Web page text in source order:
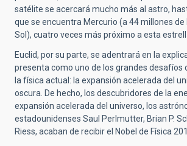
satélite se acercará mucho más al astro,
que se encuentra Mercurio (a 44 millones de
Sol), cuatro veces más próximo a esta
Euclid, por su parte, se adentrará en la
presenta como uno de los grandes desafíos
la física actual: la expansión acelerada del
oscura. De hecho, los descubridores de la
expansión acelerada del universo, los
estadounidenses Saul Perlmutter, Brian P.
Riess, acaban de recibir el Nobel de Física